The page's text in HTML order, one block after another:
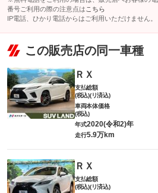
番号ご利用の際の注意点は こちら
IP電話、ひかり電話からはご利用いただけません。
この販売店の同一車種
ＲＸ
支払総額
(税込)(リ済込)
車両本体価格
(税込)
年式2020(令和2)年
走行5.9万km
ＲＸ
支払総額
(税込)(リ済込)